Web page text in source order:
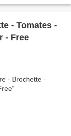
- Tomates -
- Free